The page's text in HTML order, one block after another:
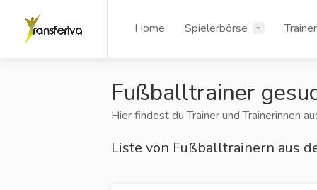
Home Spielerbörse
Fußballtrainer
Hier findest du Trainer und Trainerinnen
Liste von Fußballtrainern aus